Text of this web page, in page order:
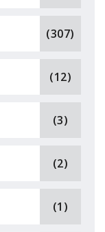
(307)
(12)
(3)
(2)
(1)